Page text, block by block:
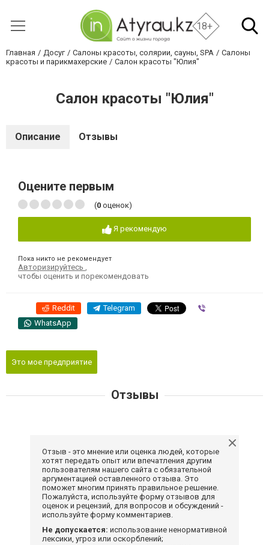
18+
Главная Досуг Салоны красоты, солярии, сауны, SPA
Салоны
красоты и парикмахерские
Салон красоты "Юлия"
Салон красоты "Юлия"
Описание Отзывы
Оцените первым
(0 оценок)
Я рекомендую
Пока никто не рекомендует
Авторизируйтесь
чтобы оценить и порекомендовать
Reddit Telegram
WhatsApp
Это мое предприятие
Отзывы
Отзыв - это мнение или оценка людей, которые
хотят передать опыт или впечатления другим
пользователям нашего сайта с обязательной
аргументацией оставленного отзыва. Это
поможет многим принять правильное решение.
Пожалуйста, используйте форму отзывов для
оценок и рецензий, для вопросов и обсуждений -
используйте форму комментариев.
Не допускается: использование ненормативной
лексики, угроз или оскорблений;